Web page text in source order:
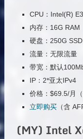
CPU：Intel(R)
内存：16G RAM
硬盘：250G SSD
流量：无限流量
带宽：默认
IP：2*亚太IPv4
价格：$69.5/月（
立即购买（含
(MY) Intel